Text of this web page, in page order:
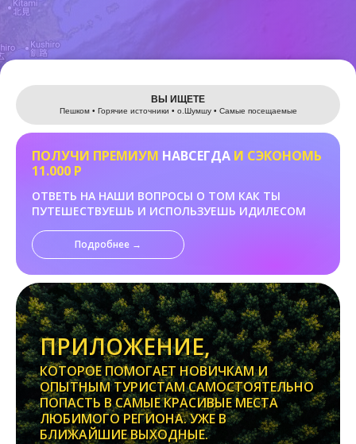
Leaflet
ВЫ ИЩЕТЕ
Пешком • Горячие источники • о.Шумшу • Самые посещаемые
ПОЛУЧИ ПРЕМИУМ НАВСЕГДА И СЭКОНОМЬ
11.000 Р
ОТВЕТЬ НА НАШИ ВОПРОСЫ О ТОМ КАК ТЫ
ПУТЕШЕСТВУЕШЬ И ИСПОЛЬЗУЕШЬ ИДИЛЕСОМ
Подробнее →
ПРИЛОЖЕНИЕ,
КОТОРОЕ ПОМОГАЕТ НОВИЧКАМ И
ОПЫТНЫМ ТУРИСТАМ САМОСТОЯТЕЛЬНО
ПОПАСТЬ В САМЫЕ КРАСИВЫЕ МЕСТА
ЛЮБИМОГО РЕГИОНА. УЖЕ В
БЛИЖАЙШИЕ ВЫХОДНЫЕ.